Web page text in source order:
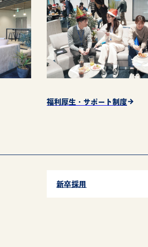
福利厚生・サポート制度
新卒採用